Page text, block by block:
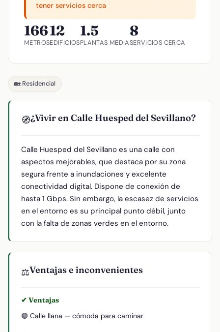
tener servicios cerca
166
METROS
12
EDIFICIOS
1.5
PLANTAS MEDIA
8
SERVICIOS CERCA
🏡 Residencial
🧭¿Vivir en Calle Huesped del Sevillano?
Calle Huesped del Sevillano es una calle con
aspectos mejorables, que destaca por su zona
segura frente a inundaciones y excelente
conectividad digital. Dispone de conexión de
hasta 1 Gbps. Sin embargo, la escasez de servicios
en el entorno es su principal punto débil, junto
con la falta de zonas verdes en el entorno.
⚖️Ventajas e inconvenientes
✔ Ventajas
🟢 Calle llana — cómoda para caminar